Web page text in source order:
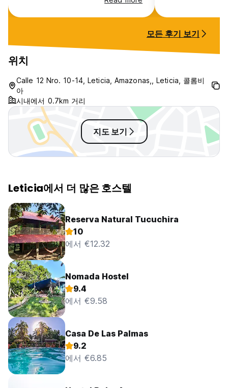
arranged driver. Breakfasts were
tasty, and there are always
We stayed here twice....highly
recommend!!
sewed my pants
hadn’t eaten
great price and
amazing
to come back
모든 후기 보기
위치
Calle 12 Nro. 10-14, Leticia, Amazonas,, Leticia, 콜롬비
아
시내에서 0.7km 거리
지도 보기
Leticia에서 더 많은 호스텔
Reserva Natural Tucuchira
10
에서 €12.32
Nomada Hostel
9.4
에서 €9.58
Casa De Las Palmas
9.2
에서 €6.85